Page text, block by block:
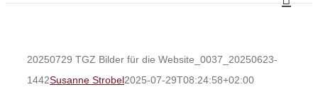
20250729 TGZ Bilder für die Website_0037_20250623-
1442Susanne Strobel2025-07-29T08:24:58+02:00